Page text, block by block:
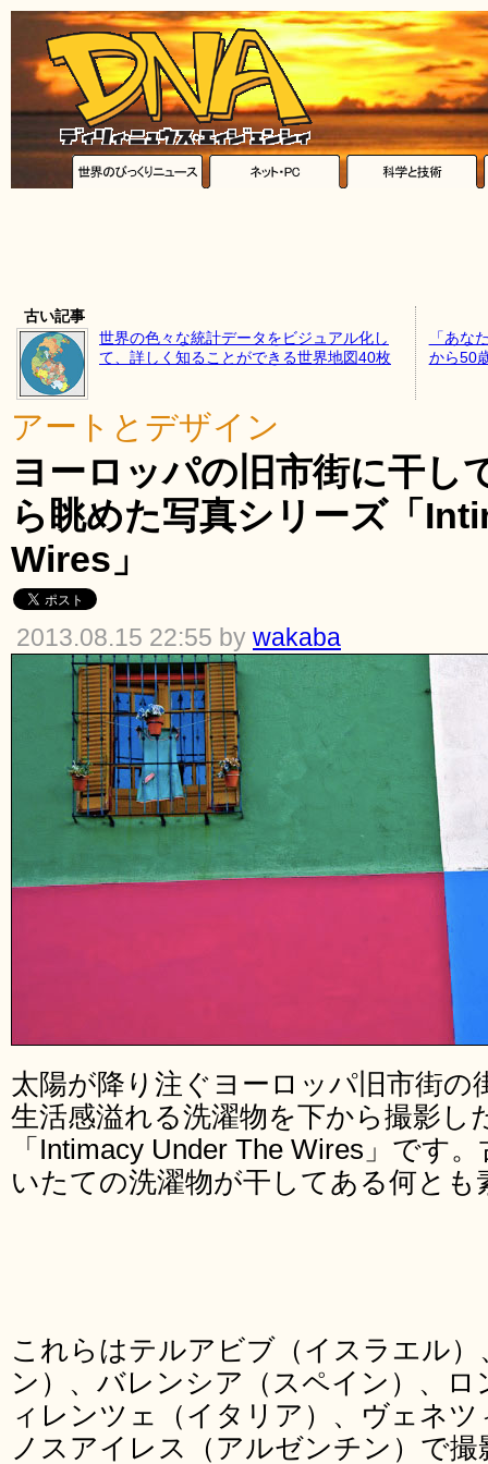
古い記事
世界の色々な統計データをビジュアル化し
て、詳しく知ることができる世界地図40枚
「あな
から50
アートとデザイン
ヨーロッパの旧市街に干し
ら眺めた写真シリーズ「
Wires」
2013.08.15 22:55 by wakaba
太陽が降り注ぐヨーロッパ旧市街
生活感溢れる洗濯物を下から撮影し
「Intimacy Under The Wires」です
いたての洗濯物が干してある何とも
これらはテルアビブ（イスラエル
ン）、バレンシア（スペイン）、
ィレンツェ（イタリア）、ヴェネ
ノスアイレス（アルゼンチン）で